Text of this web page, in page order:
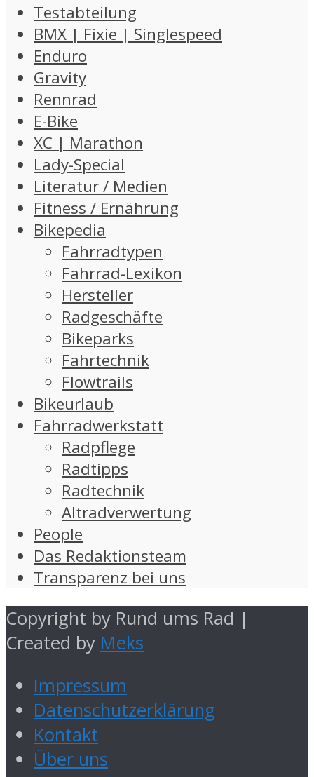
Testabteilung
BMX | Fixie | Singlespeed
Enduro
Gravity
Rennrad
E-Bike
XC | Marathon
Lady-Special
Literatur / Medien
Fitness / Ernährung
Bikepedia
Fahrradtypen
Fahrrad-Lexikon
Hersteller
Radgeschäfte
Bikeparks
Fahrtechnik
Flowtrails
Bikeurlaub
Fahrradwerkstatt
Radpflege
Radtipps
Radtechnik
Altradverwertung
People
Das Redaktionsteam
Transparenz bei uns
Copyright by Rund ums Rad |
Created by Meks
Impressum
Datenschutzerklärung
Kontakt
Über uns